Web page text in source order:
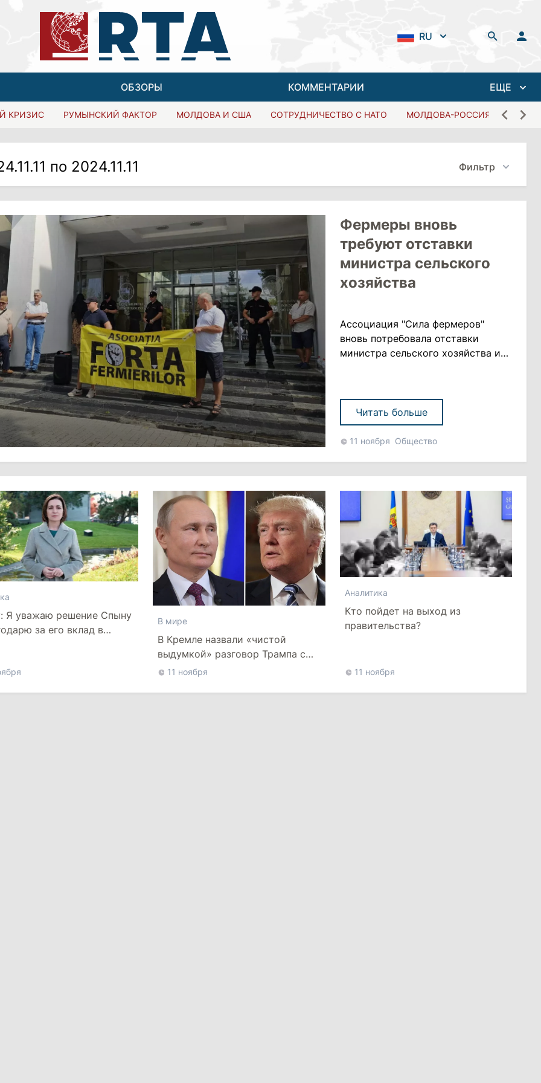
RU
ОБЗОРЫ КОММЕНТАРИИ ЕЩЕ
КРИЗИС РУМЫНСКИЙ ФАКТОР МОЛДОВА И США СОТРУДНИЧЕСТВО С НАТО МОЛДОВА-РОССИЯ
по 2024.11.11 Фильтр
Фермеры вновь
требуют отставки
министра сельского
хозяйства
Ассоциация "Сила фермеров"
вновь потребовала отставки
министра сельского хозяйства и
ассоциация выступила с
обращением к правительству,
парламенту и президенту с
просьбой определить неотложные
продовольственную безопасность
страны, передает noi.md
«Печаль......
Читать больше
11 ноября Общество
Я уважаю решение Спыну
за его вклад в
В мире
В Кремле назвали «чистой
выдумкой» разговор Трампа с
Путиным
11 ноября
Аналитика
Кто пойдет на выход из
правительства?
11 ноября